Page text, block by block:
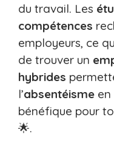
du travail. Les
compétences
employeurs, ce
de trouver un
hybrides
l’absentéisme en
bénéfique pour
🌟.